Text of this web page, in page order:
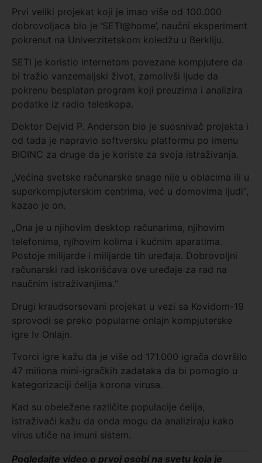
Prvi veliki projekat koji je imao više od 100.000
dobrovoljaca bio je ‘SETI@home’, naučni eksperiment
pokrenut na Univerzitetskom koledžu u Berkliju.
SETI je koristio internetom povezane kompjutere da
bi tražio vanzemaljski život, zamolivši ljude da
pokrenu besplatan program koji preuzima i analizira
podatke iz radio teleskopa.
Doktor Dejvid P. Anderson bio je suosnivač projekta i
od tada je napravio softversku platformu po imenu
BIOINC za druge da je koriste za svoja istraživanja.
„Većina svetske računarske snage nije u oblacima ili u
superkompjuterskim centrima, već u domovima ljudi“,
kazao je on.
„Ona je u njihovim desktop računarima, njihovim
telefonima, njihovim kolima i kućnim aparatima.
Postoje milijarde i milijarde tih uređaja. Dobrovoljni
računarski rad iskorišćava ove uređaje za rad na
naučnim istraživanjima.“
Drugi kraudsorsovani projekat u vezi sa Kovidom-19
sprovodi se preko popularne onlajn kompjuterske
igre Iv Onlajn.
Tvorci igre kažu da je više od 171.000 igrača dovršilo
47 miliona mini-igračkih zadataka da bi pomoglo u
kategorizaciji ćelija korona virusa.
Kad su obeležene različite populacije ćelija,
istraživači kažu da onda mogu da analiziraju kako
virus utiče na imuni sistem.
Pogledajte video o prvoj osobi na svetu koja je